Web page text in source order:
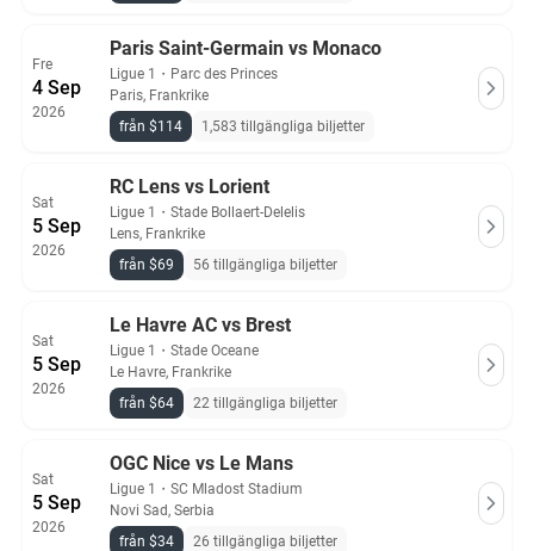
Fre
4 Sep
2026
Paris Saint-Germain vs Monaco
Ligue 1 ・ Parc des Princes
Paris, Frankrike
från $114
1,583 tillgängliga biljetter
Sat
5 Sep
2026
RC Lens vs Lorient
Ligue 1 ・ Stade Bollaert-Delelis
Lens, Frankrike
från $69
56 tillgängliga biljetter
Sat
5 Sep
2026
Le Havre AC vs Brest
Ligue 1 ・ Stade Oceane
Le Havre, Frankrike
från $64
22 tillgängliga biljetter
Sat
5 Sep
2026
OGC Nice vs Le Mans
Ligue 1 ・ SC Mladost Stadium
Novi Sad, Serbia
från $34
26 tillgängliga biljetter